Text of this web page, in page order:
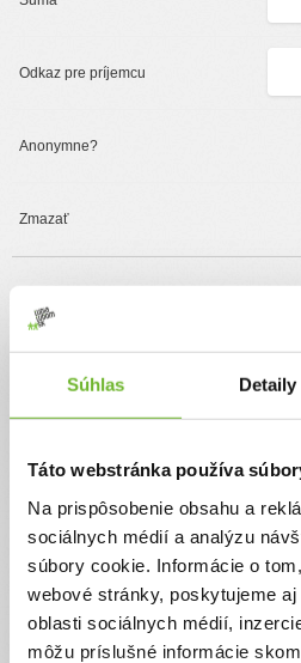
Súhlas Detaily
Táto webstránka používa
Na prispôsobenie obsahu a
sociálnych médií a analýzu
súbory cookie. Informácie o
webové stránky, poskytujeme
oblasti sociálnych médií,
môžu príslušné informácie
sprostredkovať dary v plnej
organizácie.
Suma